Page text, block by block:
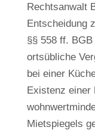
Rechtsanwalt
Entscheidung
§§ 558 ff.
ortsübliche
bei einer
Existenz einer
Mietspiegels